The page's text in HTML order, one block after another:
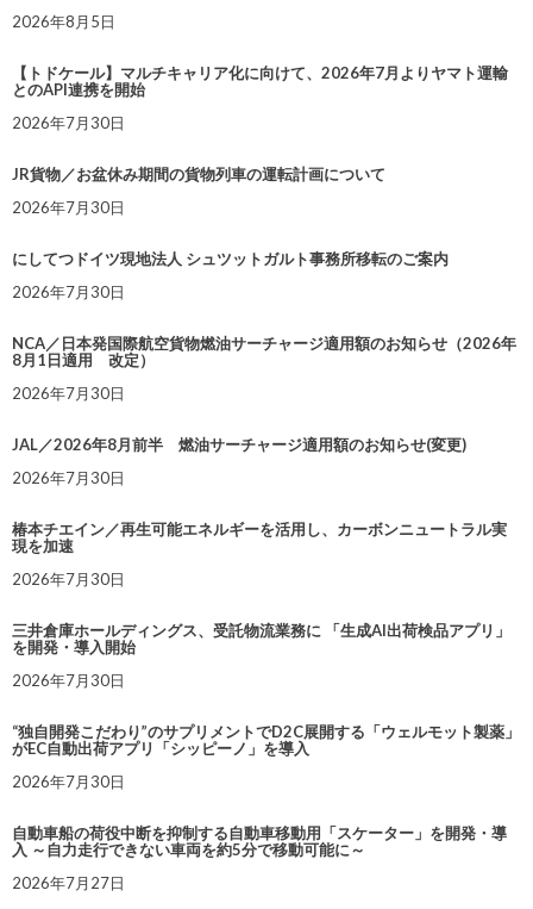
2026年8月5日
【トドケール】マルチキャリア化に向けて、2026年7月よりヤマト運輸
とのAPI連携を開始
2026年7月30日
JR貨物／お盆休み期間の貨物列車の運転計画について
2026年7月30日
にしてつドイツ現地法人 シュツットガルト事務所移転のご案内
2026年7月30日
NCA／日本発国際航空貨物燃油サーチャージ適用額のお知らせ（2026年
8月1日適用 改定）
2026年7月30日
JAL／2026年8月前半 燃油サーチャージ適用額のお知らせ(変更)
2026年7月30日
椿本チエイン／再生可能エネルギーを活用し、カーボンニュートラル実
現を加速
2026年7月30日
三井倉庫ホールディングス、受託物流業務に 「生成AI出荷検品アプリ」
を開発・導入開始
2026年7月30日
“独自開発こだわり”のサプリメントでD2C展開する「ウェルモット製薬」
がEC自動出荷アプリ「シッピーノ」を導入
2026年7月30日
自動車船の荷役中断を抑制する自動車移動用「スケーター」を開発・導
入 ～自力走行できない車両を約5分で移動可能に～
2026年7月27日